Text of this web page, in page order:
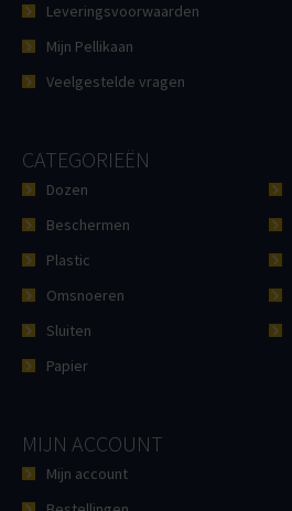
Leveringsvoorwaarden
Mijn Pellikaan
Veelgestelde vragen
CATEGORIEËN
Dozen
Beschermen
Plastic
Omsnoeren
Sluiten
Papier
MIJN ACCOUNT
Mijn account